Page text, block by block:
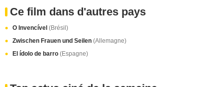
Ce film dans d'autres pays
O Invencível (Brésil)
Zwischen Frauen und Seilen (Allemagne)
El ídolo de barro (Espagne)